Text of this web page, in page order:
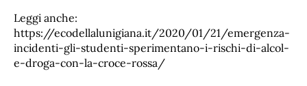
Leggi anche:
https://ecodellalunigiana.it/2020/01/21/emergenza-
incidenti-gli-studenti-sperimentano-i-rischi-di-alcol-
e-droga-con-la-croce-rossa/